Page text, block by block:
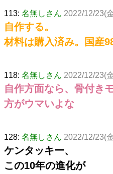
113: 名無しさん 2022/12/23(
自作する。
材料は購入済み。国産
118: 名無しさん 2022/12/23(
自作方面なら、骨付き
方がウマいよな
128: 名無しさん 2022/12/23(
ケンタッキー、
この10年の進化が